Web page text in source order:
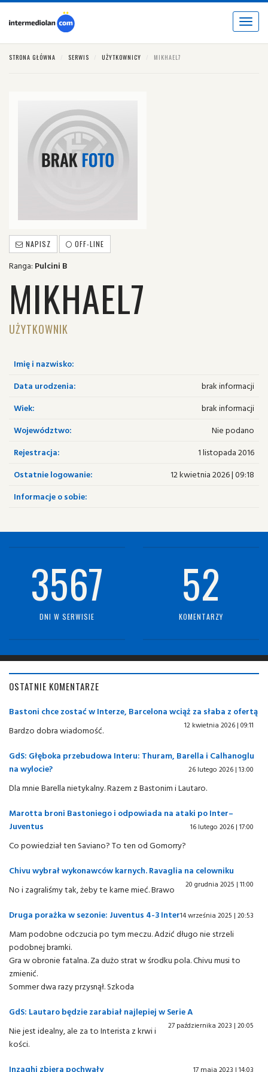
Toggle
STRONA GŁÓWNA SERWIS UŻYTKOWNICY MIKHAEL7
NAPISZ OFF-LINE
Ranga: Pulcini B
MIKHAEL7
UŻYTKOWNIK
Imię i nazwisko:
Data urodzenia:
brak informacji
Wiek:
brak informacji
Województwo:
Nie podano
Rejestracja:
1 listopada 2016
Ostatnie logowanie:
12 kwietnia 2026 | 09:18
Informacje o sobie:
3567
DNI W SERWISIE
52
KOMENTARZY
OSTATNIE KOMENTARZE
Bastoni chce zostać w Interze, Barcelona wciąż za słaba z ofertą
12 kwietnia 2026 | 09:11
Bardzo dobra wiadomość.
GdS: Głęboka przebudowa Interu: Thuram, Barella i Calhanoglu
na wylocie?
26 lutego 2026 | 13:00
Dla mnie Barella nietykalny. Razem z Bastonim i Lautaro.
Marotta broni Bastoniego i odpowiada na ataki po Inter–
Juventus
16 lutego 2026 | 17:00
Co powiedział ten Saviano? To ten od Gomorry?
Chivu wybrał wykonawców karnych. Ravaglia na celowniku
20 grudnia 2025 | 11:00
No i zagraliśmy tak, żeby te karne mieć. Brawo
Druga porażka w sezonie: Juventus 4-3 Inter14 września 2025 | 20:53
Mam podobne odczucia po tym meczu. Adzić długo nie strzeli
podobnej bramki.
Gra w obronie fatalna. Za dużo strat w środku pola. Chivu musi to
zmienić.
Sommer dwa razy przysnął. Szkoda
GdS: Lautaro będzie zarabiał najlepiej w Serie A
27 października 2023 | 20:05
Nie jest idealny, ale za to Interista z krwi i
kości.
Inzaghi zbiera pochwały
17 maja 2023 | 14:03